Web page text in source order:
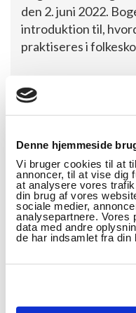
Denne hjemmeside
Vi bruger cookies til at
annoncer, til at vise dig
at analysere vores
din brug af vores
sociale medier,
analysepartnere. Vores
data med andre
de har indsamlet fra din
den 2. juni 2022.
introduktion til,
praktiseres i
2022 kl. 9.30-16.00.
UCL
samt Læremiddel.dk.
Tilmeld dig